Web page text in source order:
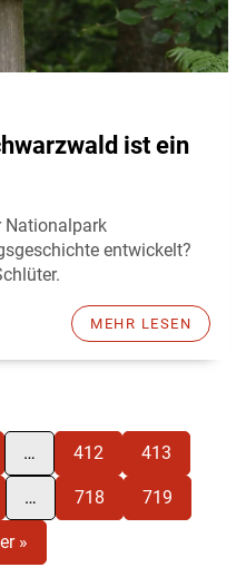
ist ein
Nationalpark
entwickelt?
MEHR LESEN
… 412 413
… 718 719
»